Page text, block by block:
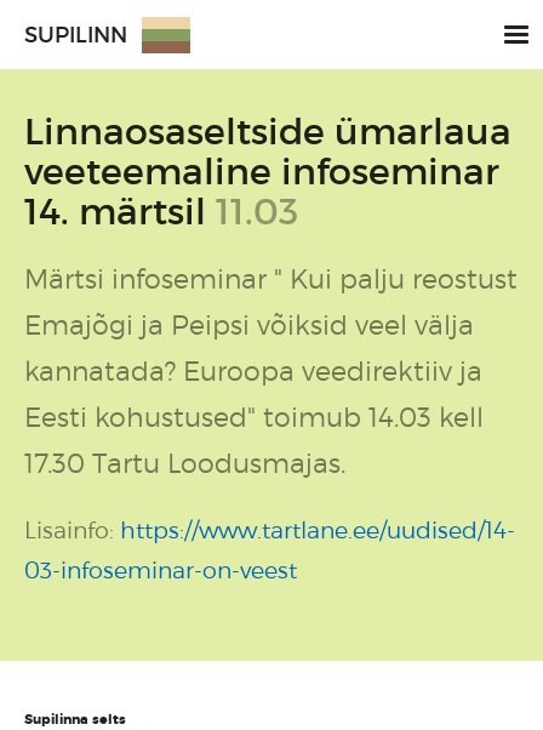
SUPILINN
Linnaosaseltside ümarlaua
veeteemaline infoseminar
14. märtsil 11.03
Märtsi infoseminar " Kui palju reostust
Emajõgi ja Peipsi võiksid veel välja
kannatada? Euroopa veedirektiiv ja
Eesti kohustused" toimub 14.03 kell
17.30 Tartu Loodusmajas.
Lisainfo: https://www.tartlane.ee/uudised/14-
03-infoseminar-on-veest
Supilinna selts